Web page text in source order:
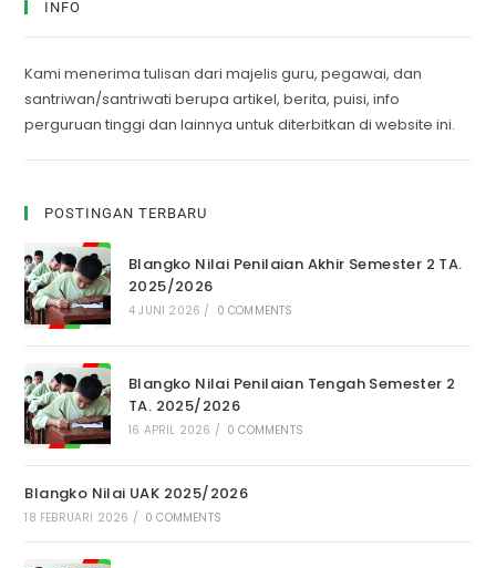
INFO
Kami menerima tulisan dari majelis guru, pegawai, dan
santriwan/santriwati berupa artikel, berita, puisi, info
perguruan tinggi dan lainnya untuk diterbitkan di website ini.
POSTINGAN TERBARU
Blangko Nilai Penilaian Akhir Semester 2 TA.
2025/2026
4 JUNI 2026 / 0 COMMENTS
Blangko Nilai Penilaian Tengah Semester 2
TA. 2025/2026
16 APRIL 2026 / 0 COMMENTS
Blangko Nilai UAK 2025/2026
18 FEBRUARI 2026 / 0 COMMENTS